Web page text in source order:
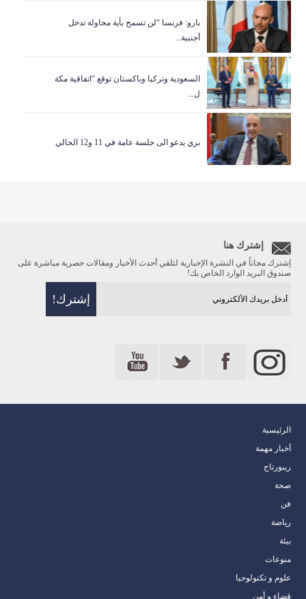
بارو: فرنسا “لن تسمح بأية محاولة تدخل
أجنبية...
السعودية وتركيا وباكستان توقع “اتفاقية مكة
ل...
بري يدعو الى جلسة عامة في 11 و12 الحالي
إشترك هنا
إشترك مجاناً في النشرة الإخبارية لتلقي أحدث الأخبار ومقالات حصرية مباشرة على
صندوق البريد الوارد الخاص بك!
الرئيسية
أخبار مهمة
ريبورتاج
صحة
فن
رياضة
بيئة
منوعات
علوم و تكنولوجيا
قضاء و أمن